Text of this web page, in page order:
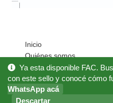
Inicio
Quiénes somos
Cómo Comprar?
Mi cuenta
Noticias
Preguntas Frecuentes
Ya esta disponible FAC.
con este sello y conocé cómo
WhatsApp acá
Descartar